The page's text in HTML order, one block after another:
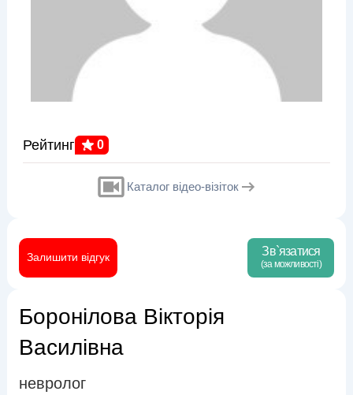
Рейтинг 0
Каталог відео-візіток
Залишити відгук Зв`язатися
(за можливості)
Боронілова Вікторія
Василівна
невролог